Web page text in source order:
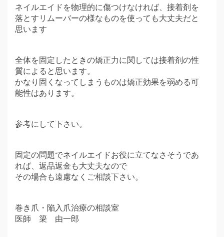
ネイルエイドを物理的に傷つけなければ、接着剤を
落とすリムーバーの様なものを使っても大丈夫だと
思います
全体を固定したときの矯正力に関しては接着剤の性
質によると思います。
かなり固くなってしまうものは矯正効果を弱める可
能性はあります。
参考にして下さい。
固定の問題でネイルエイドお役に立てなさそうであ
れば、返品返金も大丈夫なので
その場合も遠慮なくご相談下さい。
巻き爪・陥入爪治療の相談室
医師 簗 由一郎